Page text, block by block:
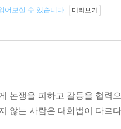
어보실 수 있습니다. 미리보기
논쟁을 피하고 갈등을 협력
않는 사람은 대화법이 다르다